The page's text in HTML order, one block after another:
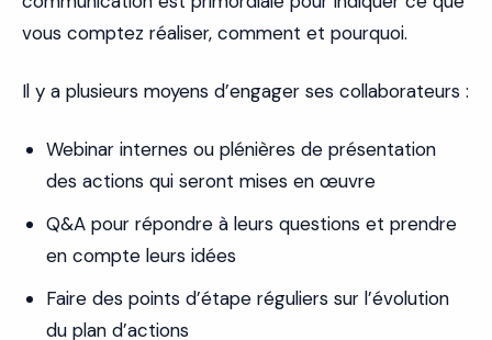
vous comptez réaliser, comment et pourquoi.
Il y a plusieurs moyens d’engager ses collaborateurs :
Webinar internes ou plénières de présentation
des actions qui seront mises en œuvre
Q&A pour répondre à leurs questions et prendre
en compte leurs idées
Faire des points d’étape réguliers sur l’évolution
du plan d’actions